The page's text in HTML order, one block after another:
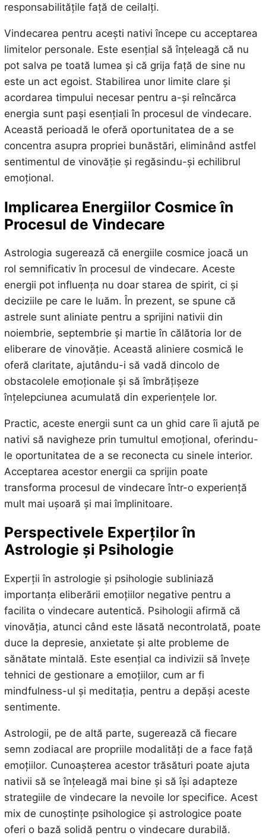
responsabilitățile față de ceilalți.
Vindecarea pentru acești nativi începe cu acceptarea
limitelor personale. Este esențial să înțeleagă că nu
pot salva pe toată lumea și că grija față de sine nu
este un act egoist. Stabilirea unor limite clare și
acordarea timpului necesar pentru a-și reîncărca
energia sunt pași esențiali în procesul de vindecare.
Această perioadă le oferă oportunitatea de a se
concentra asupra propriei bunăstări, eliminând astfel
sentimentul de vinovăție și regăsindu-și echilibrul
emoțional.
Implicarea Energiilor Cosmice în
Procesul de Vindecare
Astrologia sugerează că energiile cosmice joacă un
rol semnificativ în procesul de vindecare. Aceste
energii pot influența nu doar starea de spirit, ci și
deciziile pe care le luăm. În prezent, se spune că
astrele sunt aliniate pentru a sprijini nativii din
noiembrie, septembrie și martie în călătoria lor de
eliberare de vinovăție. Această aliniere cosmică le
oferă claritate, ajutându-i să vadă dincolo de
obstacolele emoționale și să îmbrățișeze
înțelepciunea acumulată din experiențele lor.
Practic, aceste energii sunt ca un ghid care îi ajută pe
nativi să navigheze prin tumultul emoțional, oferindu-
le oportunitatea de a se reconecta cu sinele interior.
Acceptarea acestor energii ca sprijin poate
transforma procesul de vindecare într-o experiență
mult mai ușoară și mai împlinitoare.
Perspectivele Experților în
Astrologie și Psihologie
Experții în astrologie și psihologie subliniază
importanța eliberării emoțiilor negative pentru a
facilita o vindecare autentică. Psihologii afirmă că
vinovăția, atunci când este lăsată necontrolată, poate
duce la depresie, anxietate și alte probleme de
sănătate mintală. Este esențial ca indivizii să învețe
tehnici de gestionare a emoțiilor, cum ar fi
mindfulness-ul și meditația, pentru a depăși aceste
sentimente.
Astrologii, pe de altă parte, sugerează că fiecare
semn zodiacal are propriile modalități de a face față
emoțiilor. Cunoașterea acestor trăsături poate ajuta
nativii să se înțeleagă mai bine și să își adapteze
strategiile de vindecare la nevoile lor specifice. Acest
mix de cunoștințe psihologice și astrologice poate
oferi o bază solidă pentru o vindecare durabilă.